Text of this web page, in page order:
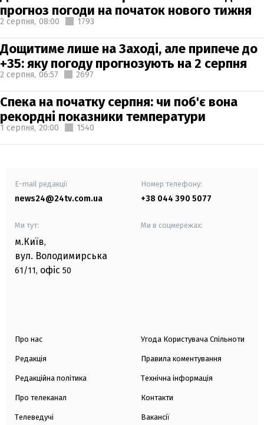
прогноз погоди на початок нового тижня
2 серпня, 08:00 1793
Дощитиме лише на Заході, але припече до
+35: яку погоду прогнозують на 2 серпня
2 серпня, 06:57 2697
Спека на початку серпня: чи поб'є вона
рекордні показники температури
1 серпня, 20:00 1540
E-mail редакції
news24@24tv.com.ua
Номер телефону:
+38 044 390 5077
Ми тут:
м.Київ,
вул. Володимирська
61/11, офіс 50
Ми в соцмережах:
Про нас
Редакція
Редакційна політика
Про телеканал
Телеведучі
Угода Користувача Спільноти
Правила коментування
Технічна інформація
Контакти
Вакансії